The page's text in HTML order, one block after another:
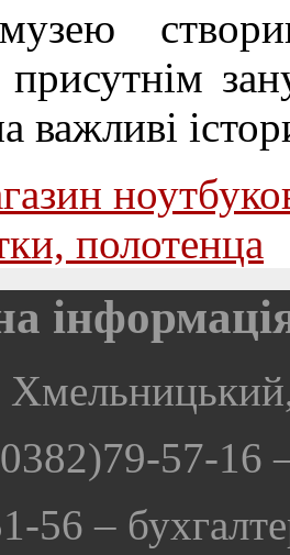
присутнім
важливі
полотенца
57-16
56–